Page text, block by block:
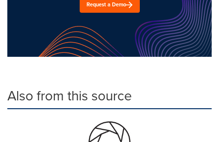
Request a Demo
Also from this source